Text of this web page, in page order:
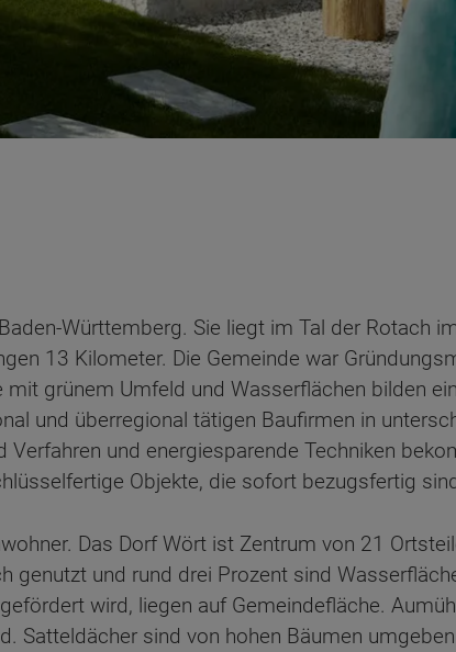
Württemberg. Sie liegt im Tal der Rotach
13 Kilometer. Die Gemeinde war
grünem Umfeld und Wasserflächen bilden
und überregional tätigen Baufirmen in
und energiesparende Techniken
Objekte, die sofort bezugsfertig
Das Dorf Wört ist Zentrum von 21
genutzt und rund drei Prozent sind
wird, liegen auf Gemeindefläche.
Satteldächer sind von hohen Bäumen